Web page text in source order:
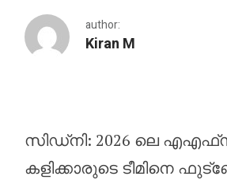
author:
Kiran M
2026 ലെ എഎഫ്‌സി
സിഡ്‌നി: 2026 ലെ
കളിക്കാരുടെ ടീമിനെ